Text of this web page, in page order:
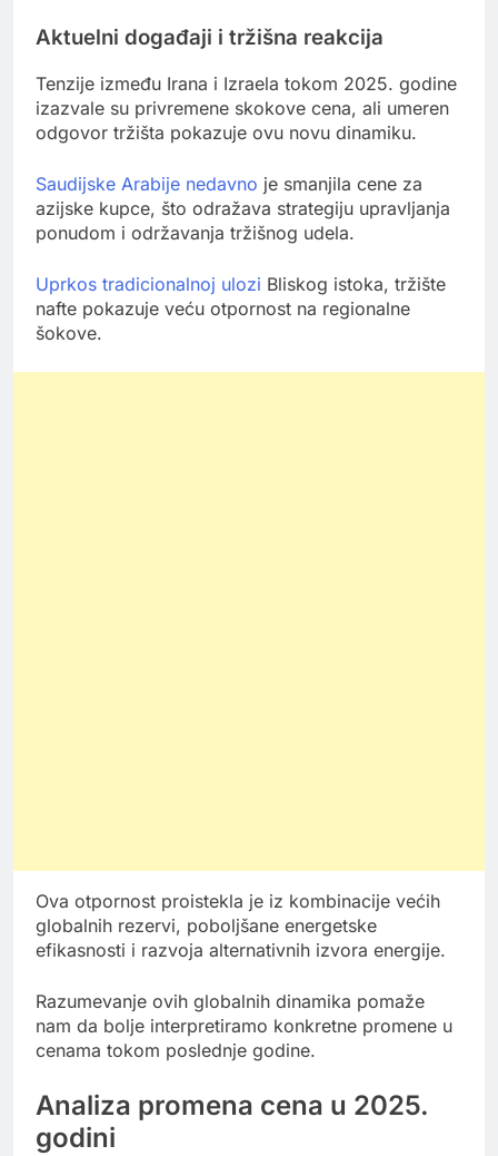
Aktuelni događaji i tržišna reakcija
Tenzije između Irana i Izraela tokom 2025. godine
izazvale su privremene skokove cena, ali umeren
odgovor tržišta pokazuje ovu novu dinamiku.
Saudijske Arabije nedavno je smanjila cene za
azijske kupce, što odražava strategiju upravljanja
ponudom i održavanja tržišnog udela.
Uprkos tradicionalnoj ulozi Bliskog istoka, tržište
nafte pokazuje veću otpornost na regionalne
šokove.
Ova otpornost proistekla je iz kombinacije većih
globalnih rezervi, poboljšane energetske
efikasnosti i razvoja alternativnih izvora energije.
Razumevanje ovih globalnih dinamika pomaže
nam da bolje interpretiramo konkretne promene u
cenama tokom poslednje godine.
Analiza promena cena u 2025.
godini